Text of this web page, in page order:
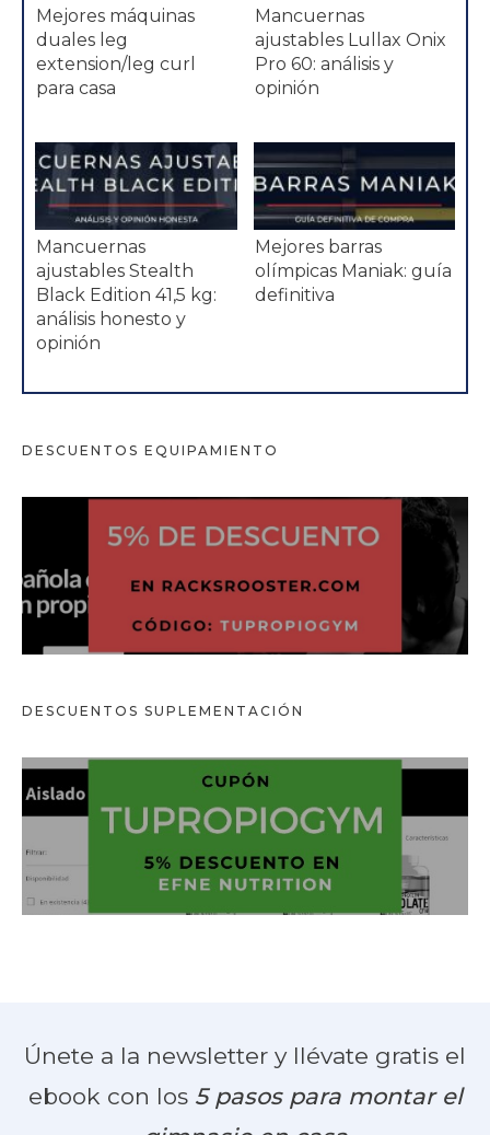
Mejores máquinas
duales leg
extension/leg curl
para casa
Mancuernas
ajustables Lullax Onix
Pro 60: análisis y
opinión
Mancuernas
ajustables Stealth
Black Edition 41,5 kg:
análisis honesto y
opinión
Mejores barras
olímpicas Maniak: guía
definitiva
DESCUENTOS EQUIPAMIENTO
DESCUENTOS SUPLEMENTACIÓN
Únete a la newsletter y llévate gratis el
ebook con los 5 pasos para montar el